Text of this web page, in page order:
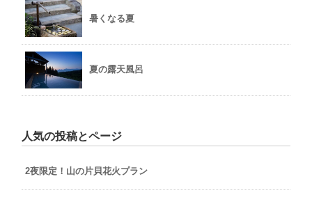
暑くなる夏
夏の露天風呂
人気の投稿とページ
2夜限定！山の片貝花火プラン